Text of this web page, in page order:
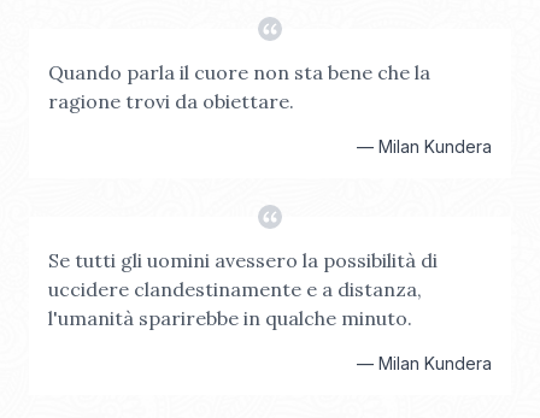
Quando parla il cuore non sta bene che la
ragione trovi da obiettare.
— Milan Kundera
Se tutti gli uomini avessero la possibilità di
uccidere clandestinamente e a distanza,
l'umanità sparirebbe in qualche minuto.
— Milan Kundera